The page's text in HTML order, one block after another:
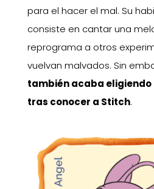
para el hacer el mal. Su
consiste en cantar una
reprograma a otros
vuelvan malvados. Sin
también acaba eligiendo
tras conocer a Stitch.